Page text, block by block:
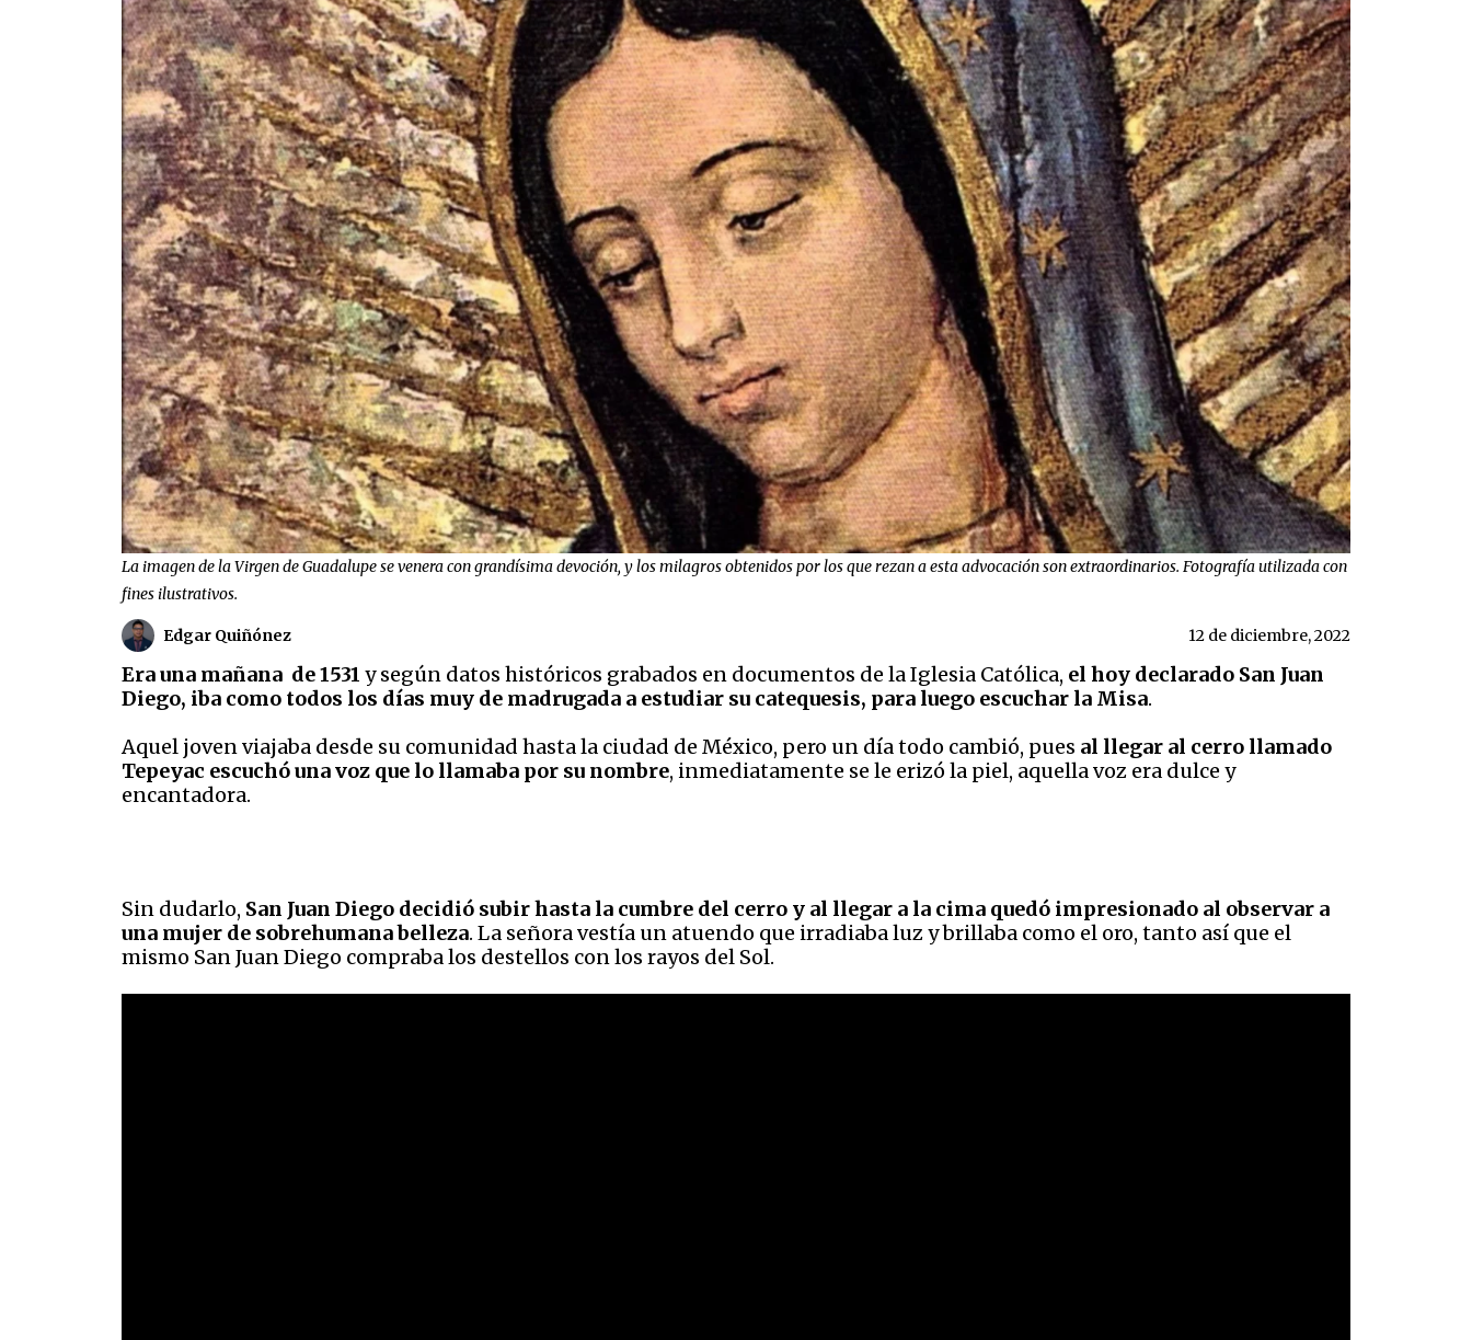
La imagen de la Virgen de Guadalupe se venera con grandísima devoción, y los milagros obtenidos por los que rezan a esta advocación son extraordinarios. Fotografía utilizada con
fines ilustrativos.
Edgar Quiñónez 12 de diciembre, 2022
Era una mañana de 1531 y según datos históricos grabados en documentos de la Iglesia Católica, el hoy declarado San Juan
Diego, iba como todos los días muy de madrugada a estudiar su catequesis, para luego escuchar la Misa.
Aquel joven viajaba desde su comunidad hasta la ciudad de México, pero un día todo cambió, pues al llegar al cerro llamado
Tepeyac escuchó una voz que lo llamaba por su nombre, inmediatamente se le erizó la piel, aquella voz era dulce y
encantadora.
Sin dudarlo, San Juan Diego decidió subir hasta la cumbre del cerro y al llegar a la cima quedó impresionado al observar a
una mujer de sobrehumana belleza. La señora vestía un atuendo que irradiaba luz y brillaba como el oro, tanto así que el
mismo San Juan Diego compraba los destellos con los rayos del Sol.